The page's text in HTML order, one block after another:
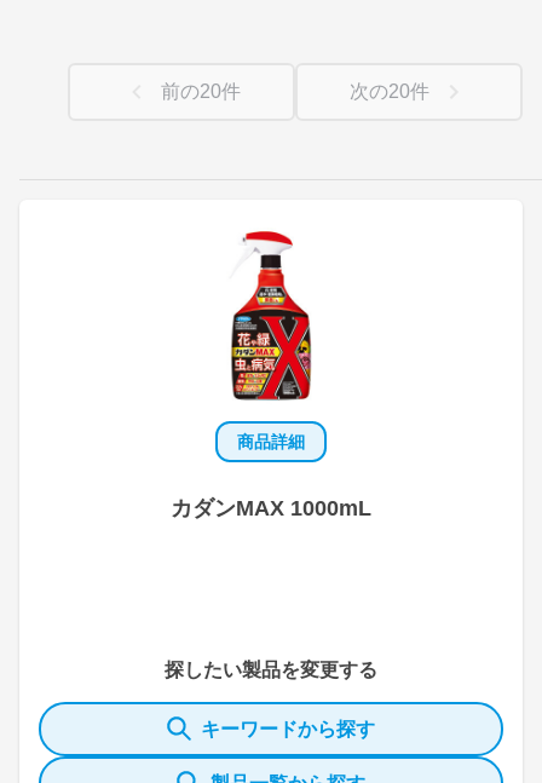
商品詳細
カダンMAX 1000mL
探したい製品を変更する
キーワードから探す
前の20件 次の20件